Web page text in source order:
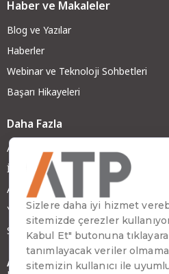
Haber ve Makaleler
Blog ve Yazılar
Haberler
Webinar ve Teknoloji Sohbetleri
Başarı Hikayeleri
Daha Fazla
ATP Hakkında
İş Ortağımız Olun
ATP Kariyer
Yatırımcı İlişkileri
Sürdürülebilirlik
Adres